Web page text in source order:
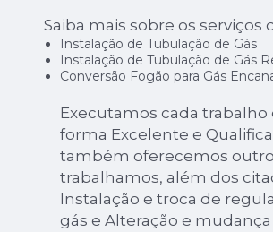
Saiba mais sobre os serviços
Instalação de Tubulação de Gás
Instalação de Tubulação de Gás
Conversão Fogão para Gás
Executamos cada trabalho
forma Excelente e
também oferecemos
trabalhamos, além dos
Instalação e troca de
gás e Alteração e